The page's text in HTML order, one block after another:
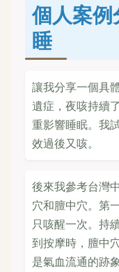
個人案
睡
讓我分享一個具
遺症，夜咳持續
重影響睡眠。我
效過後又咳。
後來我參考台灣
穴和膻中穴。第
只咳醒一次。持
到按摩時，膻中
是氣血流通的跡象